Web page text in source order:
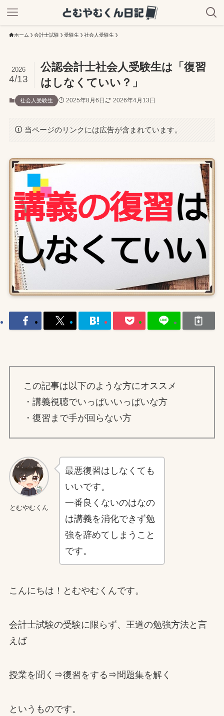
ホーム 会計士試験 受験生 社会人受験生
公認会計士社会人受験生は「復習
はしなくていい？」
2026
4/13
社会人受験生 2025年8月6日 2026年4月13日
当ページのリンクには広告が含まれています。
この記事は以下のような方にオススメ
・講義視聴でいっぱいいっぱいな方
・復習まで手が回らない方
とむやむくん
最悪復習はしなくても
いいです。
一番良くないのはなの
は講義を消化できず勉
強を辞めてしまうこと
です。
こんにちは！とむやむくんです。
会計士試験の受験に限らず、王道の勉強方法と言
えば
授業を聞く⇒復習をする⇒問題集を解く
というものです。